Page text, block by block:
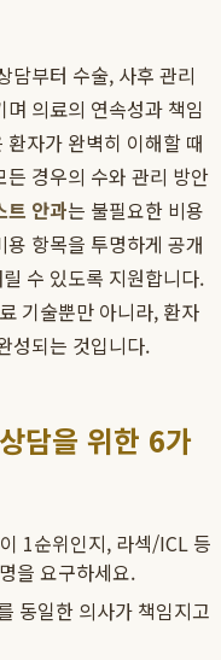
담부터 수술, 사후 관리
의료의 연속성과 책임
자가 완벽히 이해할 때
경우의 수와 관리 방안
트 안과는 불필요한 비용
항목을 투명하게 공개
수 있도록 지원합니다.
기술뿐만 아니라, 환자
성되는 것입니다.
담을 위한 6가
1순위인지, 라섹/ICL 등
을 요구하세요.
동일한 의사가 책임지고